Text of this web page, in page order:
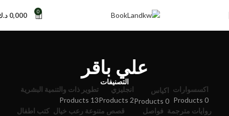
0
0,000
علي باقر
التصنيفات
اكسسوارات
0 Products
اكياس
0 Products
انجليزي
2 Products
تطوير ذات والتنمية البشرية
13 Products
روايات مترجمة فواصل
قصص متنوعة رعب خيال كتب اطفال